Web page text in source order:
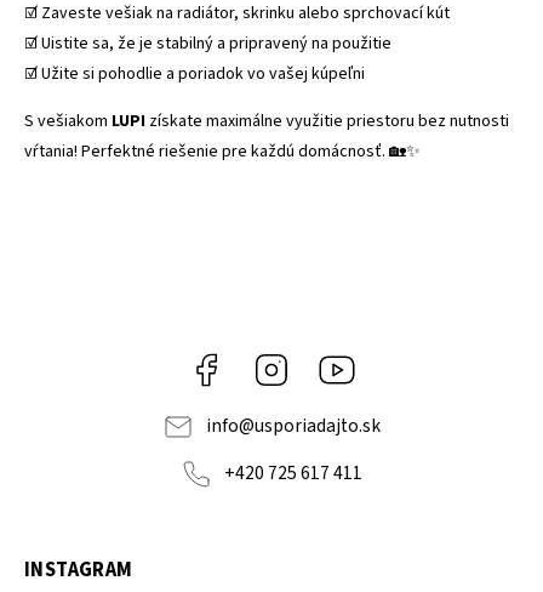
☑️ Zaveste vešiak na radiátor, skrinku alebo sprchovací kút
☑️ Uistite sa, že je stabilný a pripravený na použitie
☑️ Užite si pohodlie a poriadok vo vašej kúpeľni
S vešiakom LUPI získate maximálne využitie priestoru bez nutnosti
vŕtania! Perfektné riešenie pre každú domácnosť. 🏡✨
Facebook Instagram
info@usporiadajto.sk
+420 725 617 411
INSTAGRAM